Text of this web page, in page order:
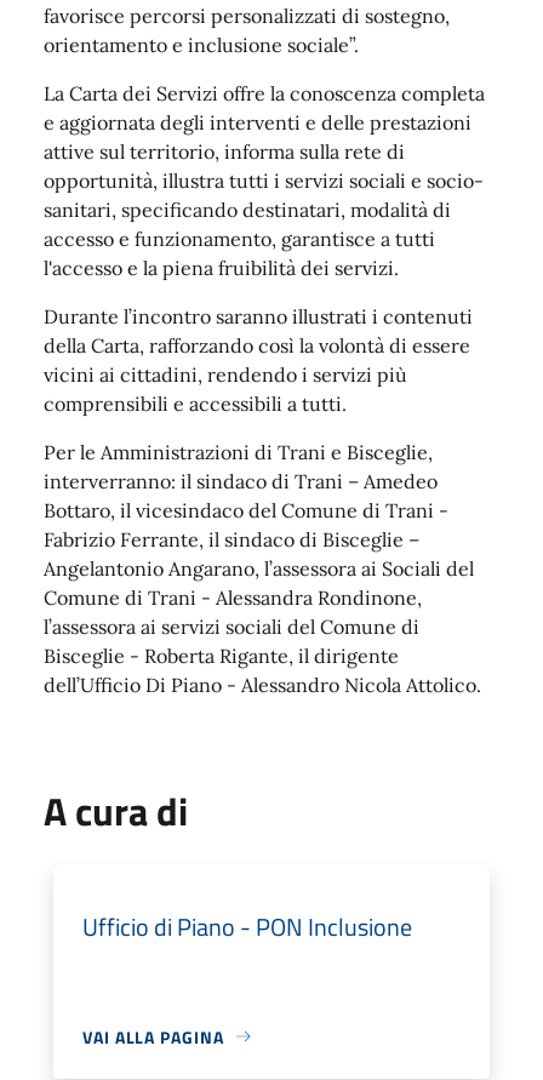
favorisce percorsi personalizzati di sostegno,
orientamento e inclusione sociale”.
La Carta dei Servizi offre la conoscenza completa
e aggiornata degli interventi e delle prestazioni
attive sul territorio, informa sulla rete di
opportunità, illustra tutti i servizi sociali e socio-
sanitari, specificando destinatari, modalità di
accesso e funzionamento, garantisce a tutti
l'accesso e la piena fruibilità dei servizi.
Durante l’incontro saranno illustrati i contenuti
della Carta, rafforzando così la volontà di essere
vicini ai cittadini, rendendo i servizi più
comprensibili e accessibili a tutti.
Per le Amministrazioni di Trani e Bisceglie,
interverranno: il sindaco di Trani – Amedeo
Bottaro, il vicesindaco del Comune di Trani -
Fabrizio Ferrante, il sindaco di Bisceglie –
Angelantonio Angarano, l’assessora ai Sociali del
Comune di Trani - Alessandra Rondinone,
l’assessora ai servizi sociali del Comune di
Bisceglie - Roberta Rigante, il dirigente
dell’Ufficio Di Piano - Alessandro Nicola Attolico.
A cura di
Ufficio di Piano - PON Inclusione
VAI ALLA PAGINA